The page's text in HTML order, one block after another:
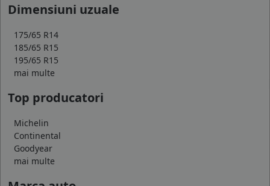
Dimensiuni uzuale
175/65 R14
185/65 R15
195/65 R15
mai multe
Top producatori
Michelin
Continental
Goodyear
mai multe